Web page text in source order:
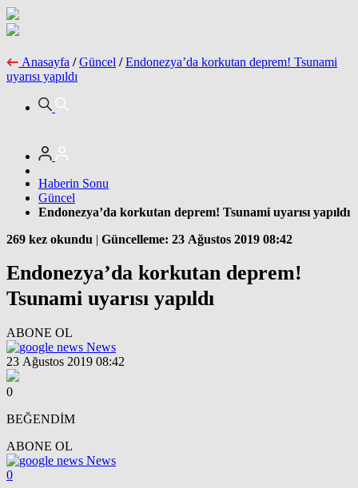
Anasayfa / Güncel / Endonezya’da korkutan deprem! Tsunami
uyarısı yapıldı
Haberin Sonu
Güncel
Endonezya’da korkutan deprem! Tsunami uyarısı yapıldı
269 kez okundu | Güncelleme: 23 Ağustos 2019 08:42
Endonezya’da korkutan deprem!
Tsunami uyarısı yapıldı
ABONE OL
News
23 Ağustos 2019 08:42
0
BEĞENDİM
ABONE OL
News
0